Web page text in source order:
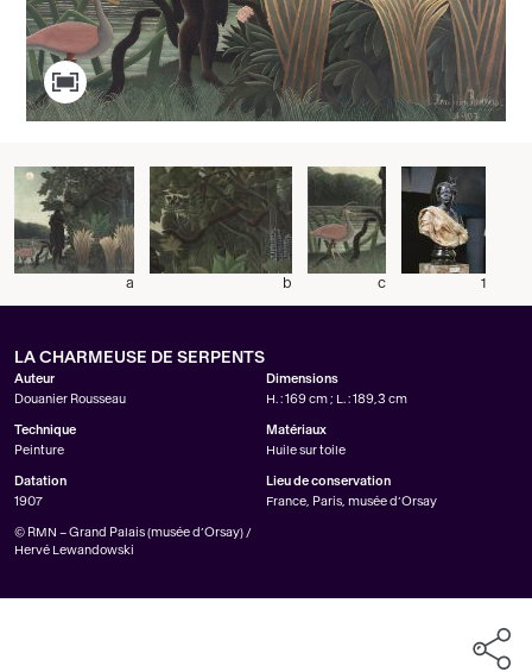
a b c 1
LA CHARMEUSE DE SERPENTS
Auteur
Douanier Rousseau
Dimensions
H. : 169 cm ; L. : 189,3 cm
Technique
Peinture
Matériaux
Huile sur toile
Datation
1907
Lieu de conservation
France, Paris, musée d’Orsay
© RMN – Grand Palais (musée d’Orsay) /
Hervé Lewandowski